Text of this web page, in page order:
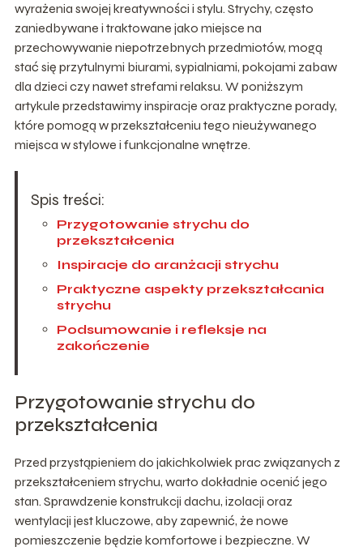
wyrażenia swojej kreatywności i stylu. Strychy, często
zaniedbywane i traktowane jako miejsce na
przechowywanie niepotrzebnych przedmiotów, mogą
stać się przytulnymi biurami, sypialniami, pokojami zabaw
dla dzieci czy nawet strefami relaksu. W poniższym
artykule przedstawimy inspiracje oraz praktyczne porady,
które pomogą w przekształceniu tego nieużywanego
miejsca w stylowe i funkcjonalne wnętrze.
Spis treści:
Przygotowanie strychu do
przekształcenia
Inspiracje do aranżacji strychu
Praktyczne aspekty przekształcania
strychu
Podsumowanie i refleksje na
zakończenie
Przygotowanie strychu do
przekształcenia
Przed przystąpieniem do jakichkolwiek prac związanych z
przekształceniem strychu, warto dokładnie ocenić jego
stan. Sprawdzenie konstrukcji dachu, izolacji oraz
wentylacji jest kluczowe, aby zapewnić, że nowe
pomieszczenie będzie komfortowe i bezpieczne. W